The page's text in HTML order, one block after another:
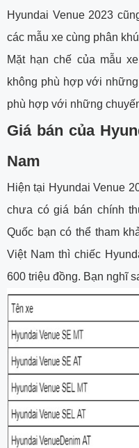
Hyundai Venue 2023
các mẫu xe cùng phân
Mặt hạn chế của mẫu
không phù hợp với
phù hợp với những
Giá bán của
Nam
Hiện tại Hyundai Venue
chưa có giá bán chính
Quốc bạn có thể tham
Việt Nam thì chiếc
600 triệu đồng. Bạn nghĩ